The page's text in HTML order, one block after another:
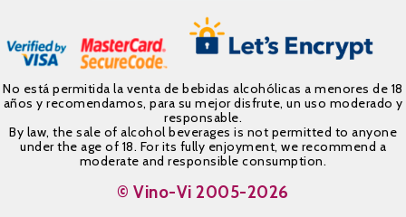
No está permitida la venta de bebidas alcohólicas a menores de 18
años y recomendamos, para su mejor disfrute, un uso moderado y
responsable.
By law, the sale of alcohol beverages is not permitted to anyone
under the age of 18. For its fully enjoyment, we recommend a
moderate and responsible consumption.
© Vino-Vi 2005-2026